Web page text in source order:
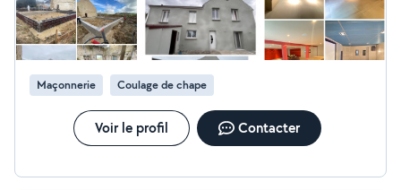
de meubles * Travaux en marbre et granit Je m'engage à
fournir un travail soigné, propre et livré dans les délais.
Pour toute information ou demande de devis, n'hésitez
pas à me contacter. Cordialement, Ferhat
Maçonnerie Coulage de chape
Voir le profil Contacter